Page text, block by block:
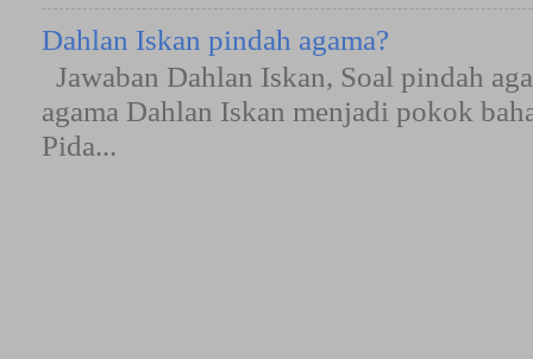
Dahlan Iskan pindah agama?
Jawaban Dahlan Iskan, Soal pindah
agama Dahlan Iskan menjadi pokok
Pida...